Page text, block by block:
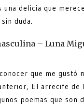
una delicia que
duda.
– Luna
que me gustó
El arrecife de
poemas que son